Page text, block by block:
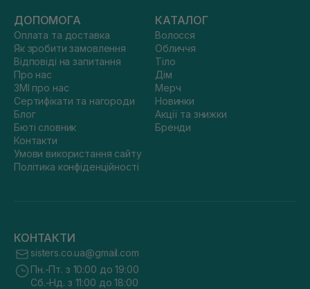
ДОПОМОГА
Оплата та доставка
Як зробити замовлення
Відповіді на запитання
Про нас
ЗМІ про нас
Сертифікати та нагороди
Блог
Бюті словник
Контакти
Умови використання сайту
Політика конфіденційності
КАТАЛОГ
Волосся
Обличчя
Тіло
Дім
Мерч
Новинки
Акції та знижки
Бренди
КОНТАКТИ
sisters.co.ua@gmail.com
Пн.-Пт. з 10:00 до 19:00
Сб.-Нд. з 11:00 до 18:00